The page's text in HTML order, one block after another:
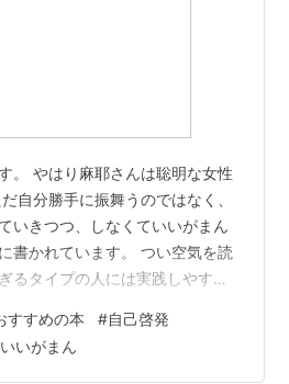
。 やはり麻耶さんは聡明な女性
自分勝手に振舞うのではなく、
いきつつ、しなくていいがまん
書かれています。 つい空気を読
るタイプの人には実践しやすい
すすめの本 #自己啓発
いがまん